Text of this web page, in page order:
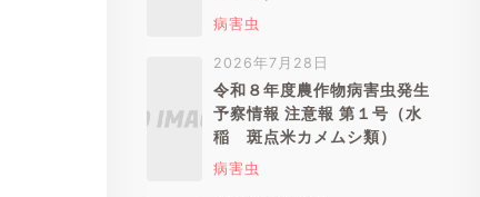
病害虫
2026年7月28日
令和８年度農作物病害虫発生
予察情報 注意報 第１号（水
稲 斑点米カメムシ類）
病害虫